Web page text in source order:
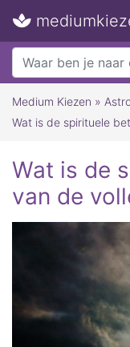
Medium Kiezen »
Wat is de spirituele
Wat is de
van de